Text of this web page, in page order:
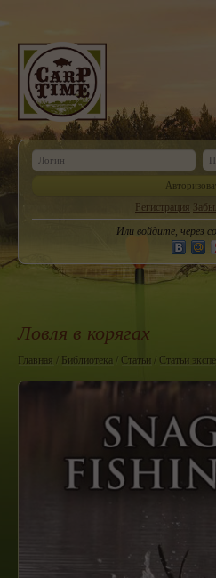
Регистрация
Или войдите, через
Ловля в корягах
Главная / Библиотека / Статьи / Статьи